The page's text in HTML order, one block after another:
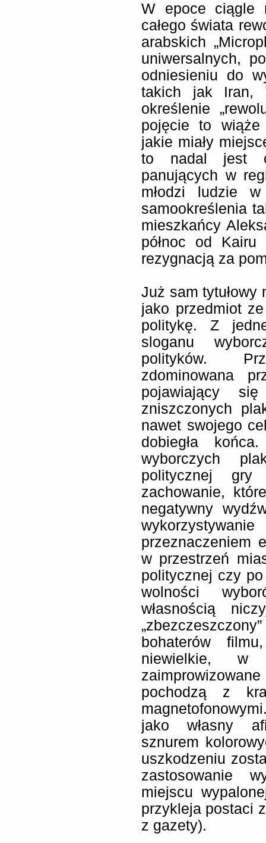
W epoce ciągle
całego świata
arabskich
uniwersalnych,
odniesieniu do
takich jak Iran,
określenie
pojęcie to wiąże
jakie miały
to nadal jest
panujących w
młodzi ludzie
samookreślenia
mieszkańcy
północ od
rezygnacją za
Już sam tytułowy
jako przedmiot
politykę. Z
sloganu
polityków.
zdominowana
pojawiający
zniszczonych
nawet swojego
dobiegła
wyborczych
politycznej gry
zachowanie,
negatywny
przeznaczeniem
w przestrzeń
politycznej czy
wolności
własnością
bohaterów
niewielkie, w
pochodzą z
jako własny
sznurem
uszkodzeniu
zastosowanie
miejscu
przykleja postaci
z gazety).